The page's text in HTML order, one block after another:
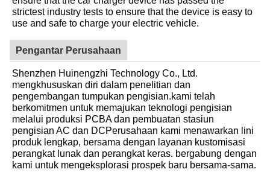
strictest industry tests to ensure that the device is easy to
use and safe to charge your electric vehicle.
Pengantar Perusahaan
Shenzhen Huinengzhi Technology Co., Ltd.
mengkhususkan diri dalam penelitian dan
pengembangan tumpukan pengisian.kami telah
berkomitmen untuk memajukan teknologi pengisian
melalui produksi PCBA dan pembuatan stasiun
pengisian AC dan DCPerusahaan kami menawarkan lini
produk lengkap, bersama dengan layanan kustomisasi
perangkat lunak dan perangkat keras. bergabung dengan
kami untuk mengeksplorasi prospek baru bersama-sama.